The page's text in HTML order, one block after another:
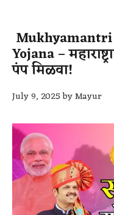
Yojana –
पंप मिळवा!
July 9, 2025byMayur